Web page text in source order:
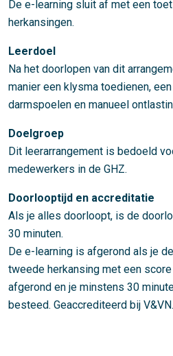
De e-learning sluit af met een
herkansingen.
Leerdoel
Na het doorlopen van dit
manier een klysma toedienen,
darmspoelen en manueel
Doelgroep
Dit leerarrangement is bedoeld
medewerkers in de GHZ.
Doorlooptijd en accreditatie
Als je alles doorloopt, is de
30 minuten.
De e-learning is afgerond als je
tweede herkansing met een
afgerond en je minstens 30
besteed. Geaccrediteerd bij V&VN.